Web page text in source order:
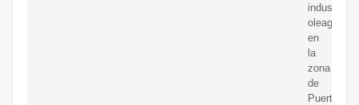
industria
oleaginosa
en
la
zona
de
Puerto